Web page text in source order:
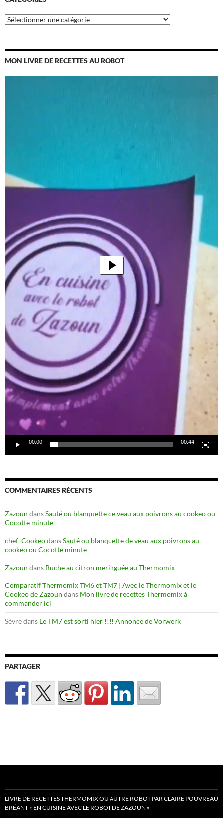
Catégories
MON LIVRE DE RECETTES AU ROBOT
00:00 00:44
COMMENTAIRES RÉCENTS
Zazoun dansSauté ou blanquette de veau aux poivrons au cookeo ou
Cocotte minute
chef_CookeodansSauté ou blanquette de veau aux poivrons au
cookeo ou Cocotte minute
Zazoun dans Buche au citron meringuée au Thermomix
Comparatif Thermomix TM6 et TM7 | Avec le Thermomix et le
Cookeo de Zazoun dans Mon livre de recettes Thermomix à
commander ici
Sèvredans Le TM7 est sorti hier !!!! Annonce de Vorwerk
PARTAGER
LIVRE DE RECETTES THERMOMIX OU AUTRE ROBOT PAR CLAIRE POUVREAU
BRÉANT « EN CUISINE AVEC LE ROBOT DE ZAZOUN »